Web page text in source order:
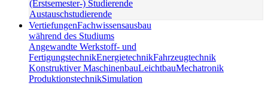
(Erstsemester-) Studierende
Austauschstudierende
VertiefungenFachwissensausbau
während des Studiums
Angewandte Werkstoff- und
FertigungstechnikEnergietechnikFahrzeugtechnik
Konstruktiver MaschinenbauLeichtbauMechatronik
ProduktionstechnikSimulation